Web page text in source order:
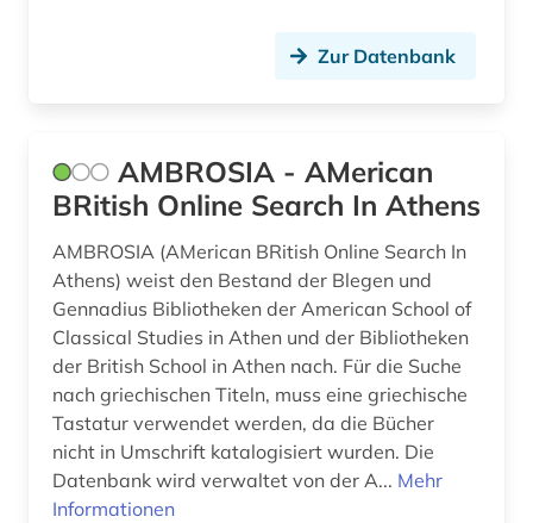
Zur Datenbank
AMBROSIA - AMerican
BRitish Online Search In Athens
AMBROSIA (AMerican BRitish Online Search In
Athens) weist den Bestand der Blegen und
Gennadius Bibliotheken der American School of
Classical Studies in Athen und der Bibliotheken
der British School in Athen nach. Für die Suche
nach griechischen Titeln, muss eine griechische
Tastatur verwendet werden, da die Bücher
nicht in Umschrift katalogisiert wurden. Die
Datenbank wird verwaltet von der A... Mehr
Informationen